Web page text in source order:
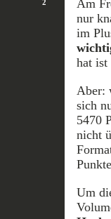
2
Am
nur
im
hat ist
Aber:
sich
5470
nicht
Um